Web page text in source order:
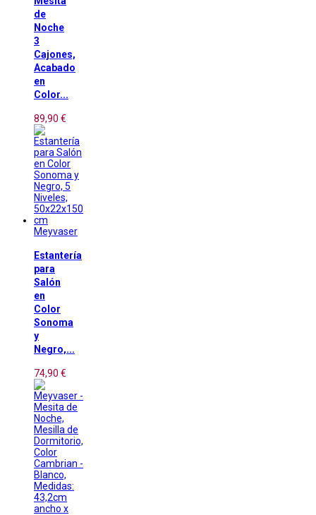
de
Noche
3
Cajones,
Acabado
en
Color...
89,90 €
Meyvaser
Estantería
para
Salón
en
Color
Sonoma
y
Negro,...
74,90 €